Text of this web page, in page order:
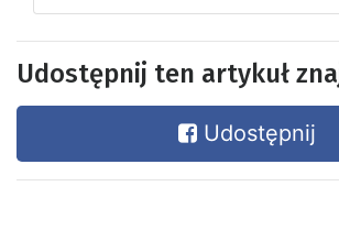
Udostępnij ten artykuł
Udostępnij